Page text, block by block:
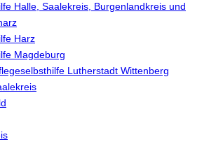
Halle, Saalekreis, Burgenlandkreis und
Harz
Magdeburg
Lutherstadt Wittenberg